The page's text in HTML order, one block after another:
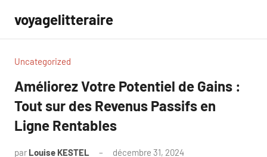
contenu
voyagelitteraire
Uncategorized
Améliorez Votre Potentiel de Gains :
Tout sur des Revenus Passifs en
Ligne Rentables
par Louise KESTEL décembre 31, 2024